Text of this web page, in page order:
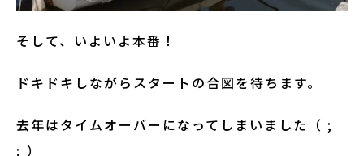
そして、いよいよ本番！
ドキドキしながらスタートの合図を待ちます。
去年はタイムオーバーになってしまいました（ ;
; ）